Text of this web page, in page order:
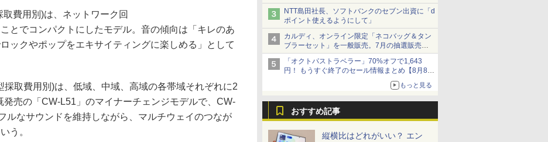
NTT島田社長、ソフトバンクのセブン出資に「d
ポイント使えるようにして」
カルディ、オンライン限定「ネコバッグ＆タン
ブラーセット」を一般販売。7月の抽選販売の
当選無効分
「オクトパストラベラー」70%オフで1,643
円！ もうすぐ終了のセール情報まとめ【8月8日
ニンテンドーeショップでは「大神 絶景版」が
もっと見る
おすすめ記事
縦横比はどれがいい？ エン
費用別)は、ネットワーク回
とでコンパクトにしたモデル。音の傾向は「キレのあ
ックやポップをエキサイティングに楽しめる」として
取費用別)は、低域、中域、高域の各帯域それぞれに2
売の「CW-L51」のマイナーチェンジモデルで、CW-
ルなサウンドを維持しながら、マルチウェイのつなが
う。